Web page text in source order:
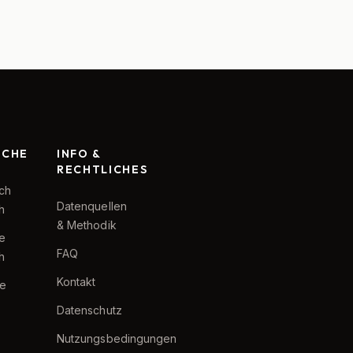
INFO &
RECHTLICHES
Datenquellen
& Methodik
FAQ
Kontakt
Datenschutz
Nutzungsbedingungen